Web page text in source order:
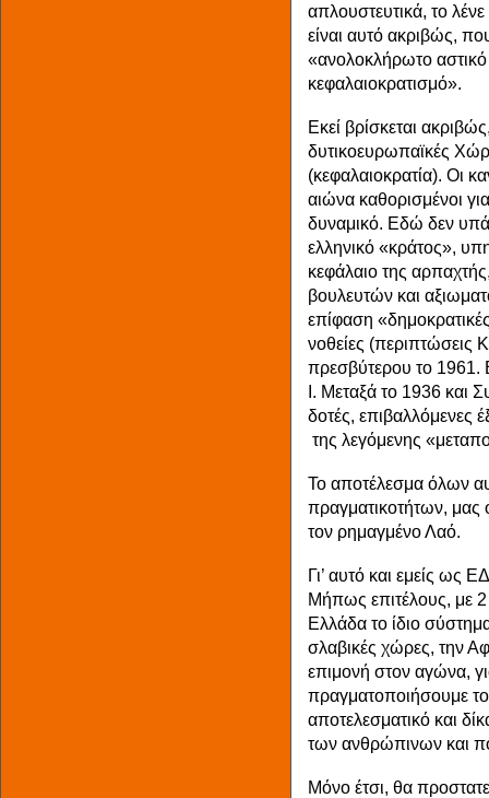
απλουστευτικά, το
είναι αυτό ακριβώς,
«ανολοκλήρωτο αστικό
κεφαλαιοκρατισμό».
Εκεί βρίσκεται
δυτικοευρωπαϊκές
(κεφαλαιοκρατία). Οι
αιώνα καθορισμένοι
δυναμικό. Εδώ δεν
ελληνικό «κράτος»,
κεφάλαιο της
βουλευτών και
επίφαση
νοθείες
πρεσβύτερου το 1961.
Ι. Μεταξά το 1936 και
δοτές, επιβαλλόμενες
της λεγόμενης
Το αποτέλεσμα όλων
πραγματικοτήτων, μας
τον ρημαγμένο Λαό.
Γι’ αυτό και εμείς ως
Μήπως επιτέλους, με
Ελλάδα το ίδιο
σλαβικές χώρες, την
επιμονή στον αγώνα,
πραγματοποιήσουμε
αποτελεσματικό και
των ανθρώπινων και
Μόνο έτσι, θα